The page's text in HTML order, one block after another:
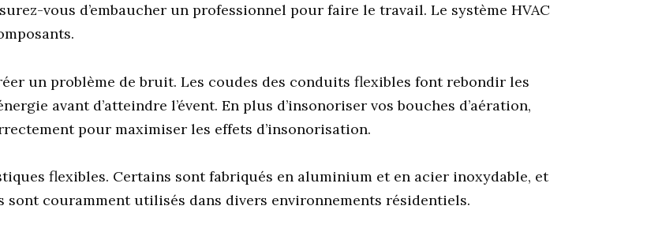
vous d’embaucher un professionnel pour faire le travail. Le système HVAC
un problème de bruit. Les coudes des conduits flexibles font rebondir les
avant d’atteindre l’évent. En plus d’insonoriser vos bouches d’aération,
pour maximiser les effets d’insonorisation.
flexibles. Certains sont fabriqués en aluminium et en acier inoxydable, et
sont couramment utilisés dans divers environnements résidentiels.